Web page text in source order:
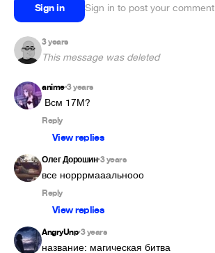
Sign in Sign in to post your comment
3 years
This message was deleted
anime•3 years
Всм 17М?
Reply
View replies
Олег Дорошин•3 years
все норррмааальнооо
Reply
View replies
AngryUnp•3 years
название: магическая битва